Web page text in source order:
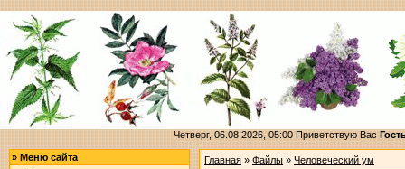
Четверг, 06.08.2026, 05:00Приветствую Вас
» Меню сайта
Главная» Файлы» Человеческий ум